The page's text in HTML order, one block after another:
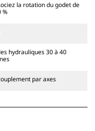
la rotation du godet de
%
hydrauliques 30 à 40
par axes